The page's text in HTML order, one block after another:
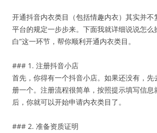
开通抖音内衣类目（包括情趣内衣）其实并不
平台的规定一步步来。下面我就详细说说怎么
白”这一环节，帮你顺利开通内衣类目。
### 1. 注册抖音小店
首先，你得有一个抖音小店。如果还没有，先
册一个。注册流程很简单，按照提示填写信息
后，你就可以开始申请内衣类目了。
### 2. 准备资质证明